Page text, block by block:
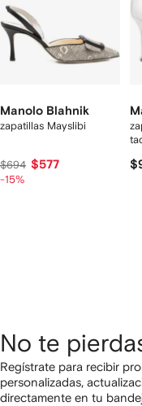
Manolo Blahnik
zapatillas Mayslibi
$694 $577
-15%
No te
Regístrate para recibir
personalizadas,
directamente en tu